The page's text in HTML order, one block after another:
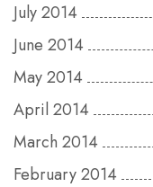
July 2014
June 2014
May 2014
April 2014
March 2014
February 2014